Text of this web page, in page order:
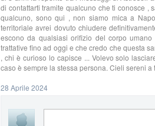
di contattarti tramite qualcuno che ti conosce ,
qualcuno, sono qui , non siamo mica a
territoriale avrei dovuto chiudere
escono da qualsiasi orifizio del corpo
trattative fino ad oggi e che credo che questa
, chi è curioso lo capisce ... Volevo solo
caso è sempre la stessa persona. Cieli sereni a
28 Aprile 2024